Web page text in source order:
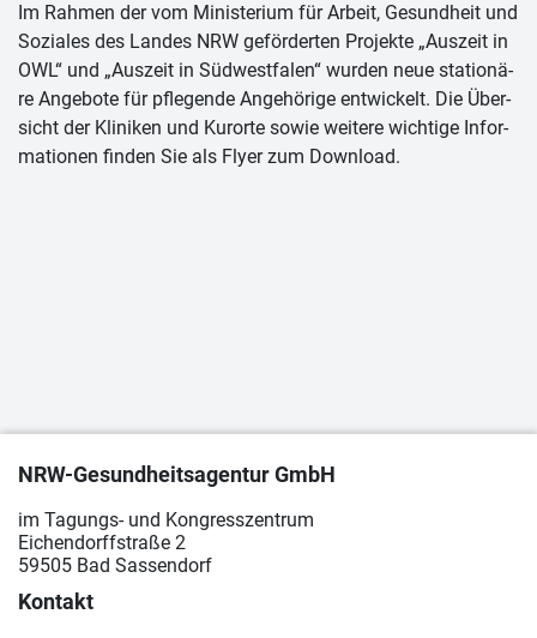
Im Rah­men der vom Mi­nis­te­ri­um für Ar­beit, Ge­sund­heit und
So­zia­les des Lan­des NRW ge­för­der­ten Pro­jek­te „Aus­zeit in
OWL“ und „Aus­zeit in Süd­west­fa­len“ wur­den neue sta­tio­nä­
re An­ge­bo­te für pfle­gen­de An­ge­hö­ri­ge ent­wi­ckelt. Die Über­
sicht der Kli­ni­ken und Kur­or­te so­wie wei­te­re wich­ti­ge In­for­
ma­tio­nen fin­den Sie als Fly­er zum Download.
NRW-Gesundheitsagentur GmbH
im Tagungs- und Kongresszentrum
Eichendorffstraße 2
59505 Bad Sassendorf
Kontakt